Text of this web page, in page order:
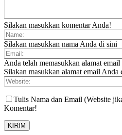
Silakan masukkan komentar Anda!
Silakan masukkan nama Anda di sini
Anda telah memasukkan alamat email
Silakan masukkan alamat email Anda
Tulis Nama dan Email (Website
Komentar!